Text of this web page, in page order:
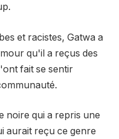
et racistes, Gatwa a
qu'il a reçus des
fait se sentir
noire qui a repris une
aurait reçu ce genre